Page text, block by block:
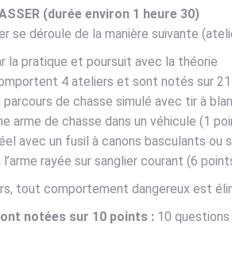
(durée environ 1 heure 30)
se déroule de la manière suivante
la pratique et poursuit avec la théorie
4 ateliers et sont notés sur
parcours de chasse simulé avec tir à
arme de chasse dans un véhicule (1
avec un fusil à canons basculants ou
rayée sur sanglier courant (6
tout comportement dangereux est
notées sur 10 points : 10